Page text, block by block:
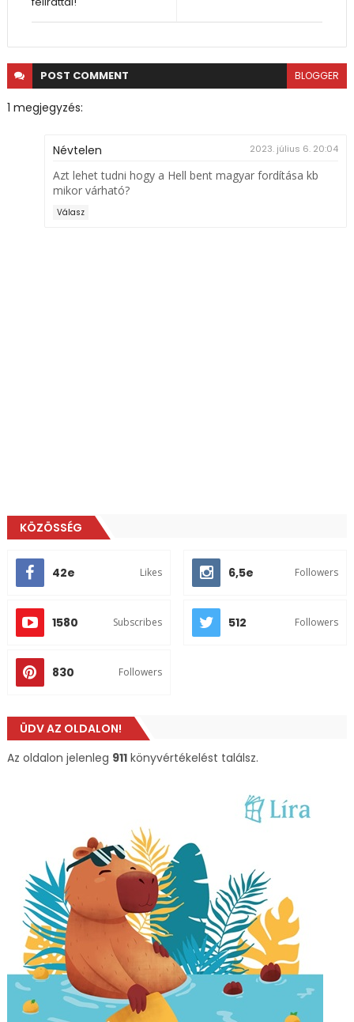
POST COMMENT BLOGGER
1 megjegyzés:
Névtelen 2023. július 6. 20:04
Azt lehet tudni hogy a Hell bent magyar fordítása kb
mikor várható?
Válasz
KÖZÖSSÉG
42e Likes 6,5e Followers
1580 Subscribes 512 Followers
830 Followers
ÜDV AZ OLDALON!
Az oldalon jelenleg 911könyvértékelést találsz.